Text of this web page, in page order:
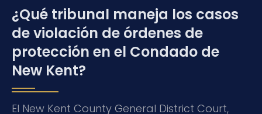
¿Qué tribunal maneja los casos
de violación de órdenes de
protección en el Condado de
New Kent?
El New Kent County General District Court,